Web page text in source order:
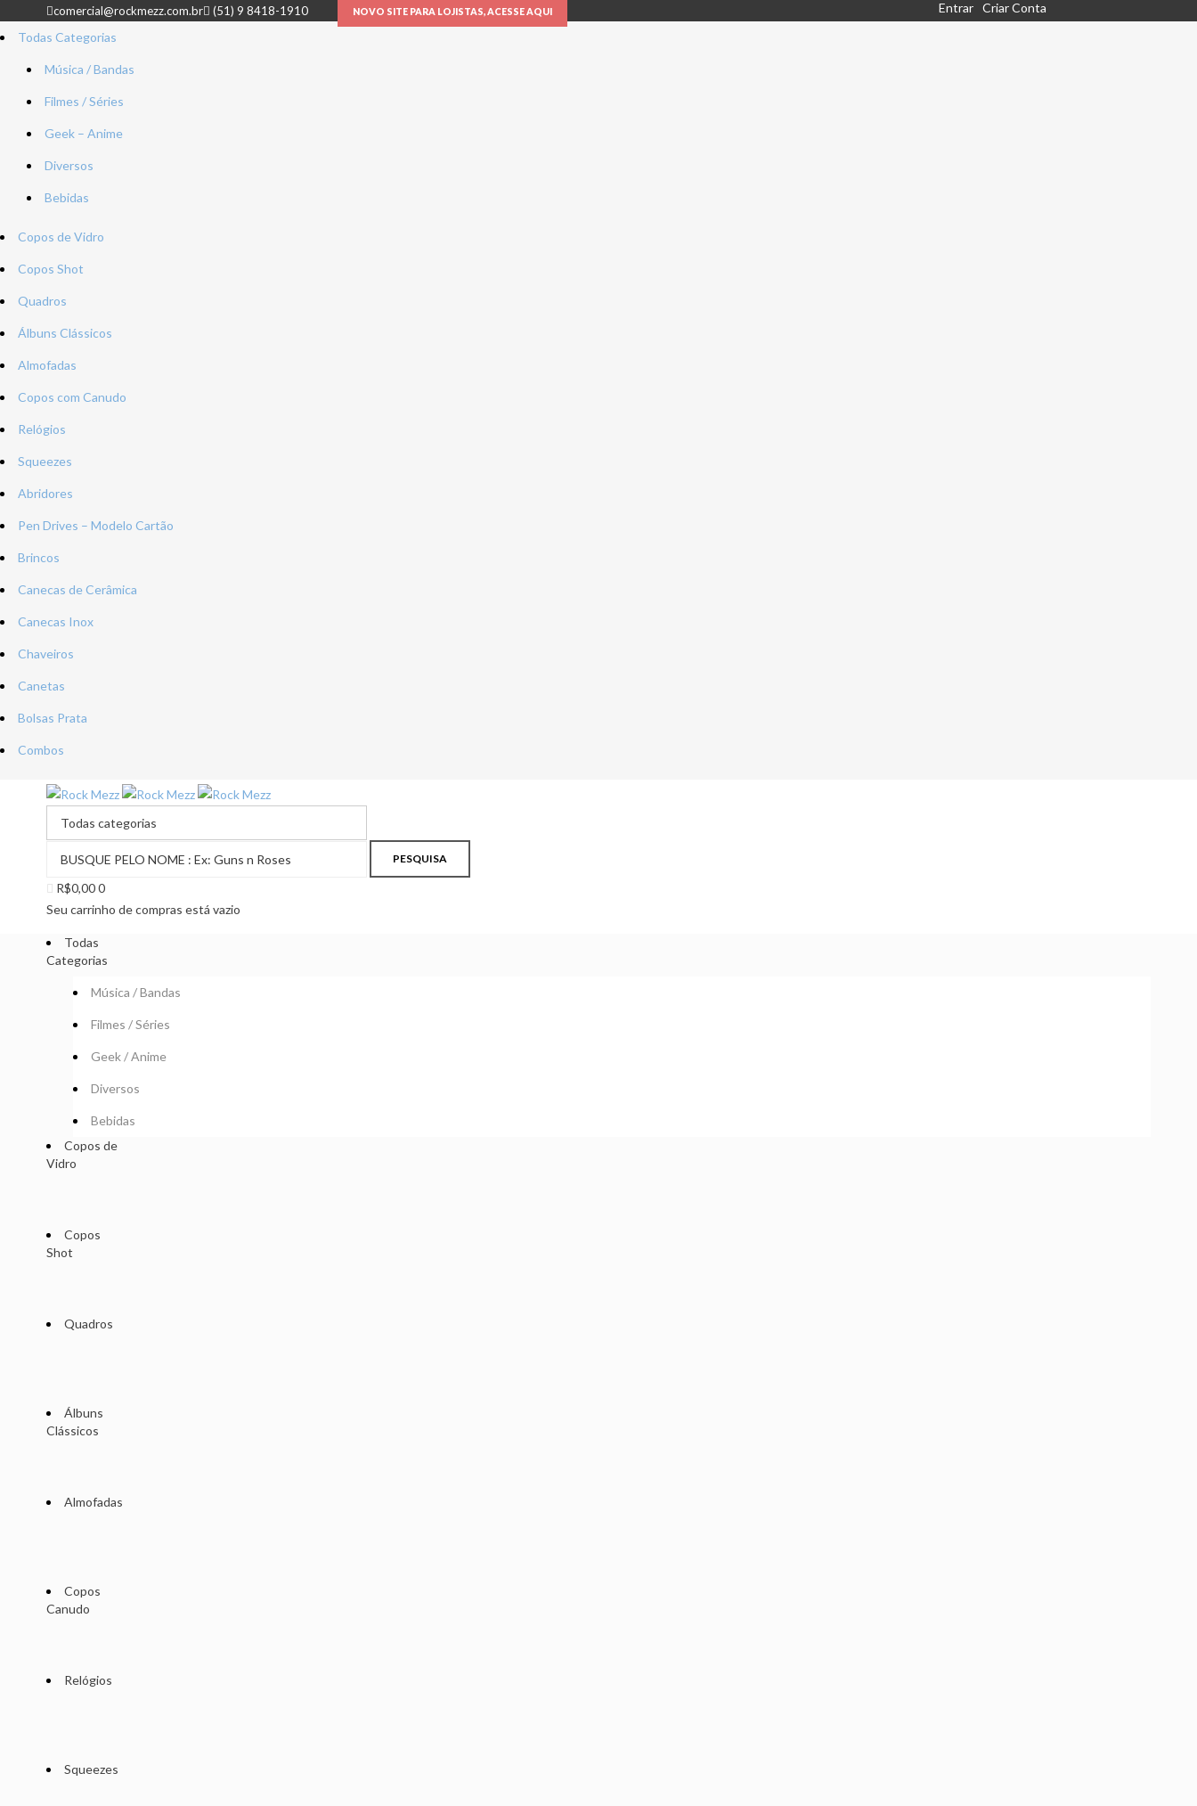
comercial@rockmezz.com.br (51) 9 8418-1910 NOVO SITE PARA LOJISTAS, ACESSE AQUI Entrar Criar Conta
Todas Categorias
Música / Bandas
Filmes / Séries
Geek – Anime
Diversos
Bebidas
Copos de Vidro
Copos Shot
Quadros
Álbuns Clássicos
Almofadas
Copos com Canudo
Relógios
Squeezes
Abridores
Pen Drives – Modelo Cartão
Brincos
Canecas de Cerâmica
Canecas Inox
Chaveiros
Canetas
Bolsas Prata
Combos
R$0,000
Seu carrinho de compras está vazio
Todas
Categorias
Música / Bandas
Filmes / Séries
Geek / Anime
Diversos
Bebidas
Copos de
Vidro
Copos
Shot
Quadros
Álbuns
Clássicos
Almofadas
Copos
Canudo
Relógios
Squeezes